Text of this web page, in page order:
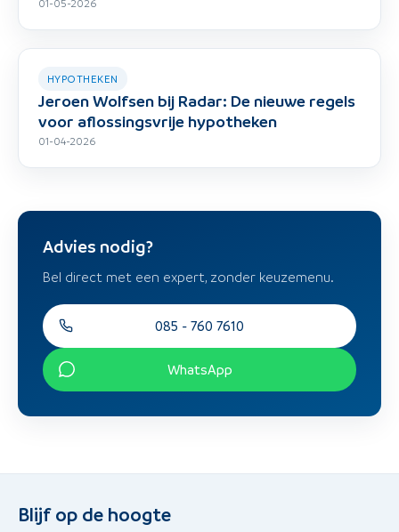
HYPOTHEKEN
Jeroen Wolfsen bij Radar: De nieuwe regels
voor aflossingsvrije hypotheken
01-04-2026
Advies nodig?
Bel direct met een expert, zonder keuzemenu.
085 - 760 7610
WhatsApp
Blijf op de hoogte